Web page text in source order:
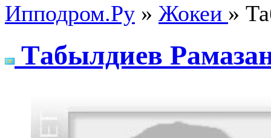
Ипподром.Ру » Жокеи »
Tабылдиев